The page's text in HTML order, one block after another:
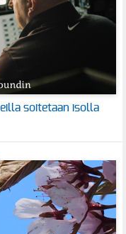
soitetaan isolla